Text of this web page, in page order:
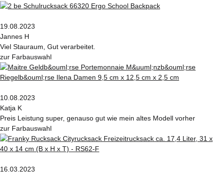
19.08.2023
Jannes H
Viel Stauraum, Gut verarbeitet.
zur Farbauswahl
10.08.2023
Katja K
Preis Leistung super, genauso gut wie mein altes Modell vorher
zur Farbauswahl
16.03.2023